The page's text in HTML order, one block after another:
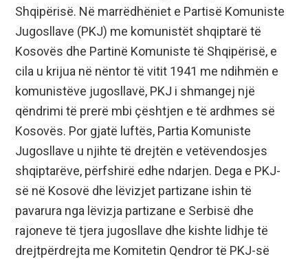
Shqipërisë. Në marrëdhëniet e Partisë Komuniste
Jugosllave (PKJ) me komunistët shqiptarë të
Kosovës dhe Partinë Komuniste të Shqipërisë, e
cila u krijua në nëntor të vitit 1941 me ndihmën e
komunistëve jugosllavë, PKJ i shmangej një
qëndrimi të prerë mbi çështjen e të ardhmes së
Kosovës. Por gjatë luftës, Partia Komuniste
Jugosllave u njihte të drejtën e vetëvendosjes
shqiptarëve, përfshirë edhe ndarjen. Dega e PKJ-
së në Kosovë dhe lëvizjet partizane ishin të
pavarura nga lëvizja partizane e Serbisë dhe
rajoneve të tjera jugosllave dhe kishte lidhje të
drejtpërdrejta me Komitetin Qendror të PKJ-së